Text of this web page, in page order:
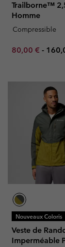
Trailborne™
Homme
Compressible
Minimum sale
80,00 € -
Nouveaux Coloris
Veste de
Imperméable